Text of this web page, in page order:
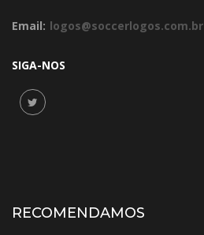
Email: logos@soccerlogos.com.br
SIGA-NOS
RECOMENDAMOS